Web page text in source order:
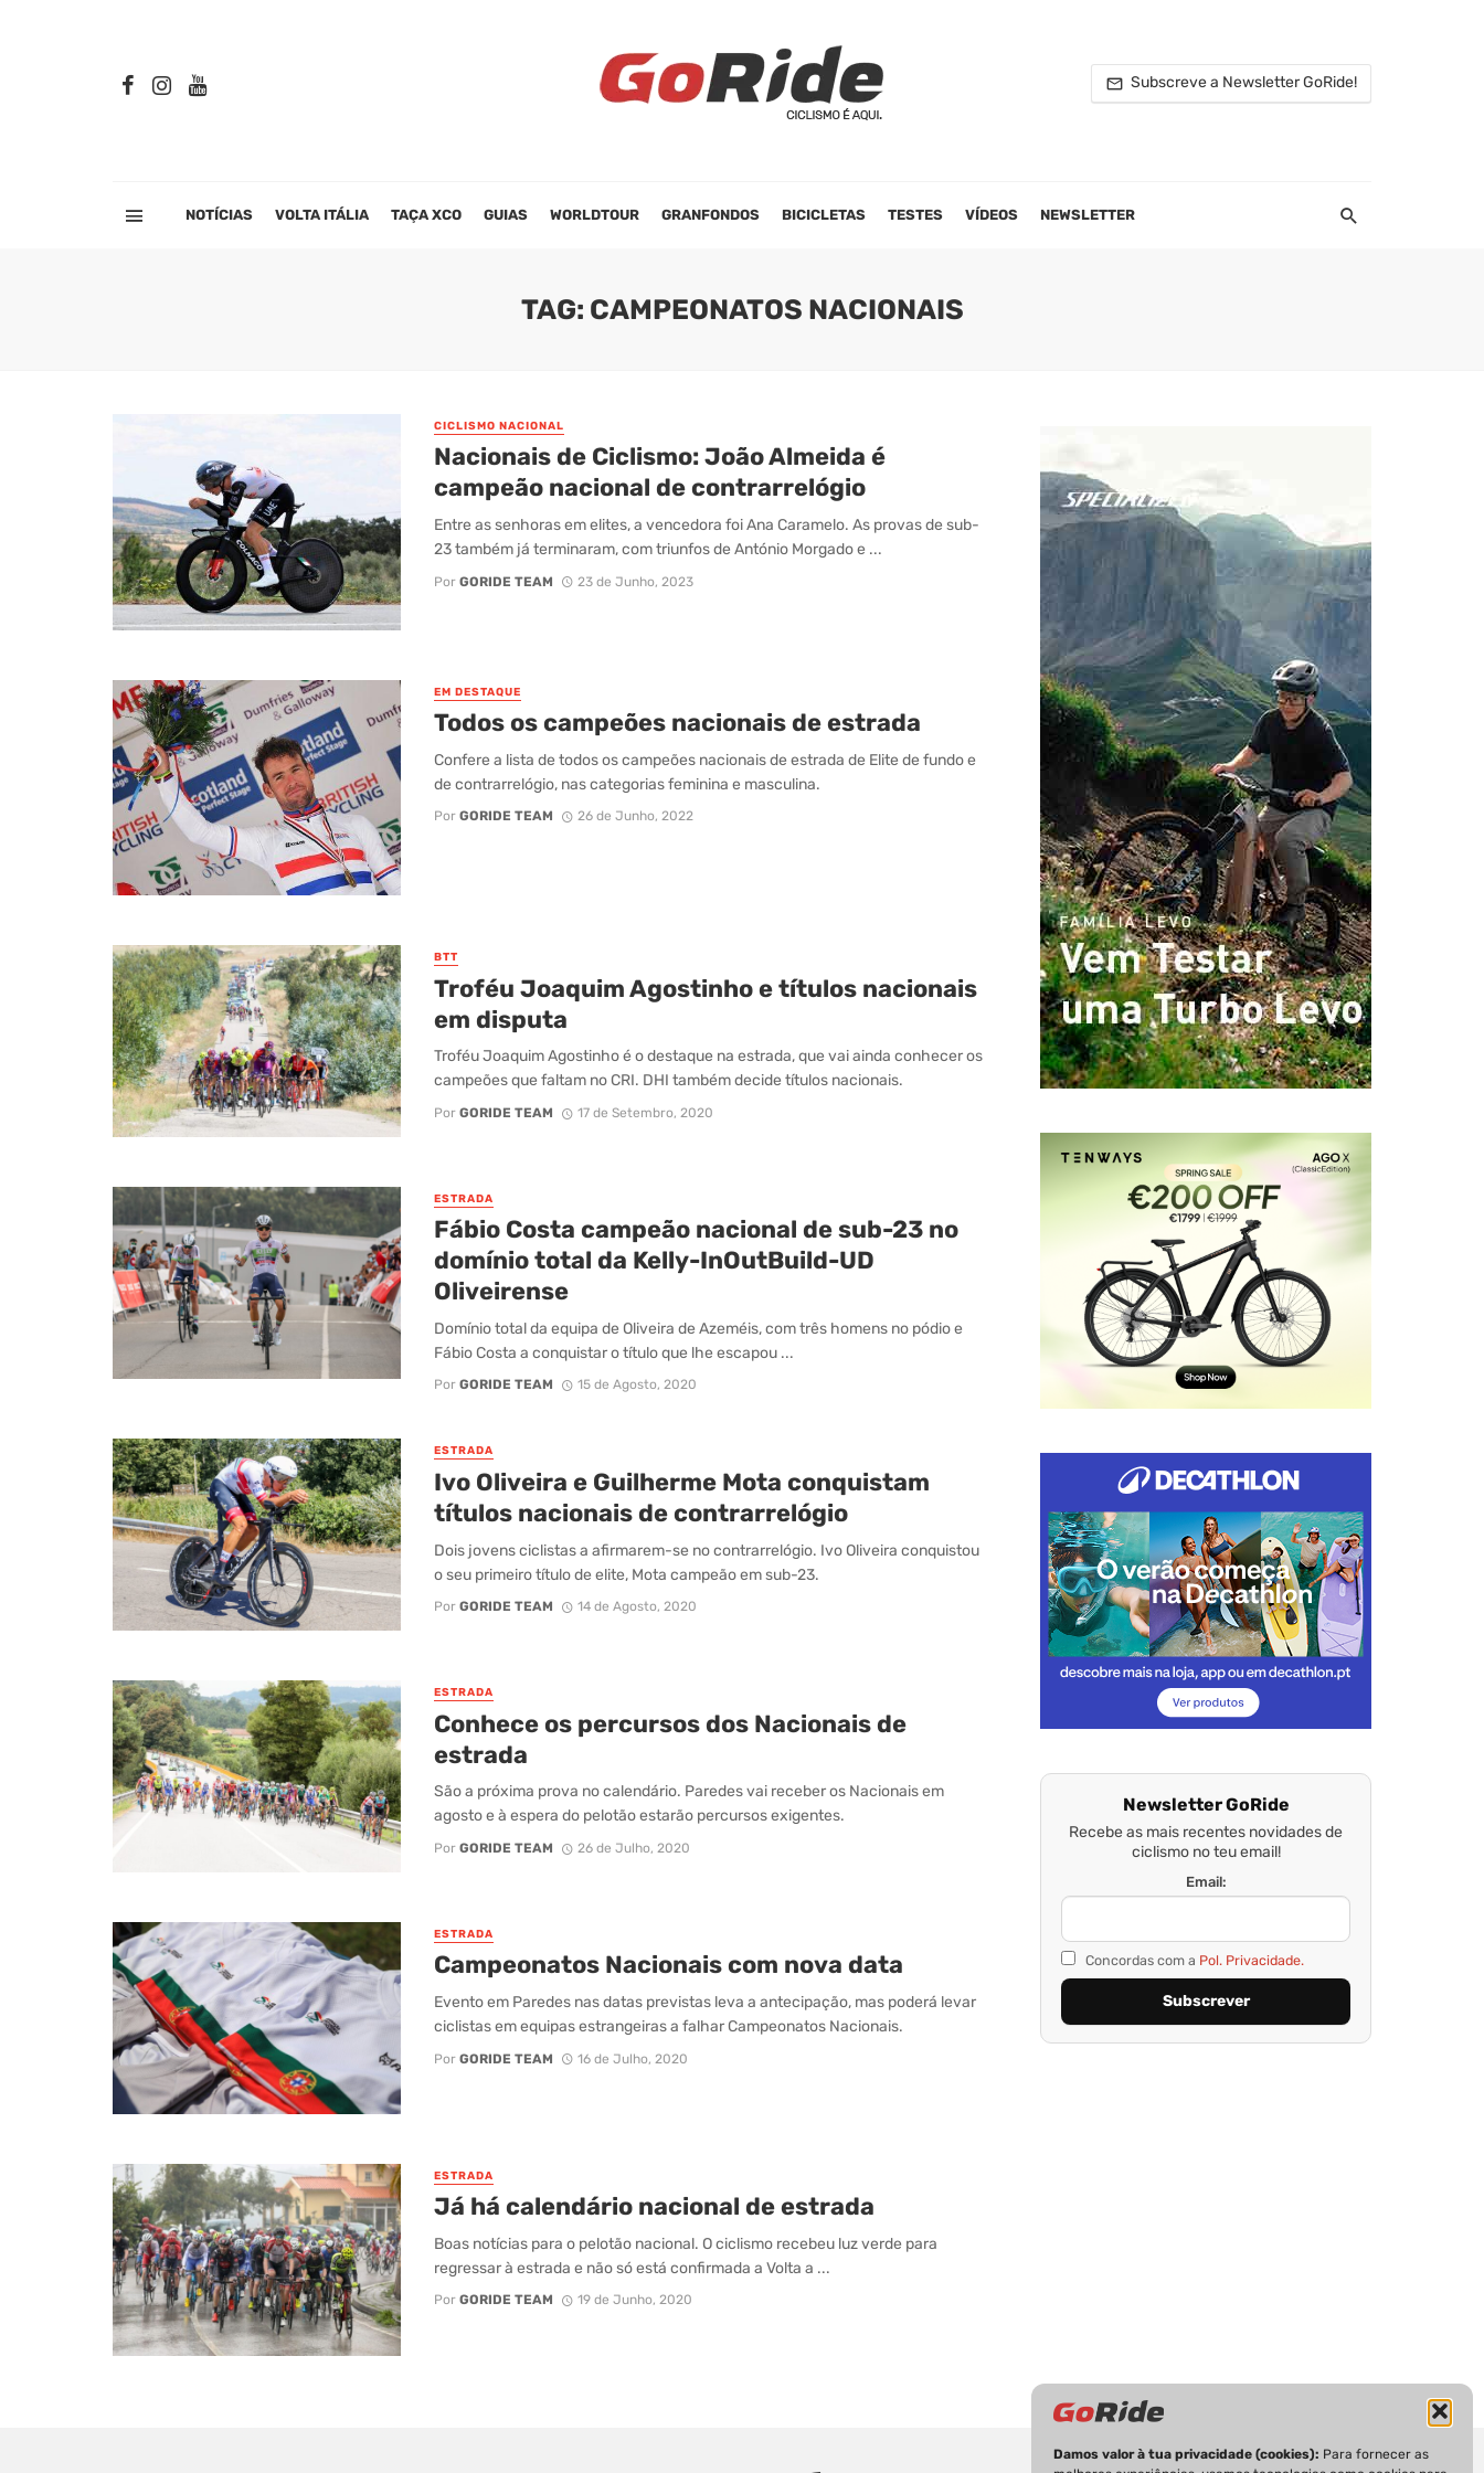
Damos valor à tua privacidade (cookies): Para fornecer as
Subscreve a Newsletter GoRide!
NOTÍCIAS VOLTA ITÁLIA TAÇA XCO GUIAS WORLDTOUR GRANFONDOS BICICLETAS TESTES VÍDEOS NEWSLETTER
TAG: CAMPEONATOS NACIONAIS
CICLISMO NACIONAL
Nacionais de Ciclismo: João Almeida é
campeão nacional de contrarrelógio
Entre as senhoras em elites, a vencedora foi Ana Caramelo. As provas de sub-
23 também já terminaram, com triunfos de António Morgado e ...
Por GORIDE TEAM 23 de Junho, 2023
EM DESTAQUE
Todos os campeões nacionais de estrada
Confere a lista de todos os campeões nacionais de estrada de Elite de fundo e
de contrarrelógio, nas categorias feminina e masculina.
Por GORIDE TEAM 26 de Junho, 2022
BTT
Troféu Joaquim Agostinho e títulos nacionais
em disputa
Troféu Joaquim Agostinho é o destaque na estrada, que vai ainda conhecer os
campeões que faltam no CRI. DHI também decide títulos nacionais.
Por GORIDE TEAM 17 de Setembro, 2020
ESTRADA
Fábio Costa campeão nacional de sub-23 no
domínio total da Kelly-InOutBuild-UD
Oliveirense
Domínio total da equipa de Oliveira de Azeméis, com três homens no pódio e
Fábio Costa a conquistar o título que lhe escapou ...
Por GORIDE TEAM 15 de Agosto, 2020
ESTRADA
Ivo Oliveira e Guilherme Mota conquistam
títulos nacionais de contrarrelógio
Dois jovens ciclistas a afirmarem-se no contrarrelógio. Ivo Oliveira conquistou
o seu primeiro título de elite, Mota campeão em sub-23.
Por GORIDE TEAM 14 de Agosto, 2020
ESTRADA
Conhece os percursos dos Nacionais de
estrada
São a próxima prova no calendário. Paredes vai receber os Nacionais em
agosto e à espera do pelotão estarão percursos exigentes.
Por GORIDE TEAM 26 de Julho, 2020
ESTRADA
Campeonatos Nacionais com nova data
Evento em Paredes nas datas previstas leva a antecipação, mas poderá levar
ciclistas em equipas estrangeiras a falhar Campeonatos Nacionais.
Por GORIDE TEAM 16 de Julho, 2020
ESTRADA
Já há calendário nacional de estrada
Boas notícias para o pelotão nacional. O ciclismo recebeu luz verde para
regressar à estrada e não só está confirmada a Volta a ...
Por GORIDE TEAM 19 de Junho, 2020
Newsletter GoRide
Recebe as mais recentes novidades de
ciclismo no teu email!
Email:
Concordas com a Pol. Privacidade.